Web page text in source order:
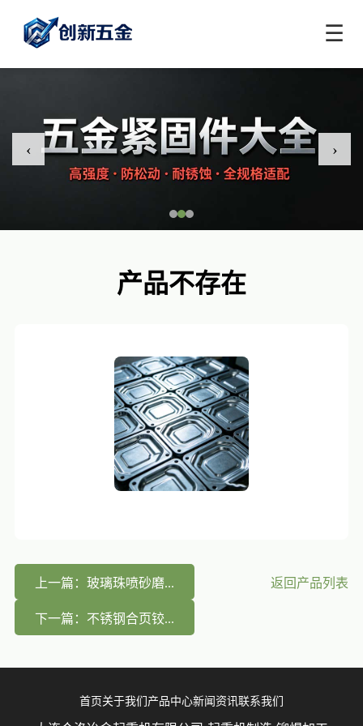
☰
‹ ›
产品不存在
上一篇：玻璃珠喷砂磨... 返回产品列表
下一篇：不锈钢合页铰...
首页 关于我们 产品中心新闻资讯联系我们